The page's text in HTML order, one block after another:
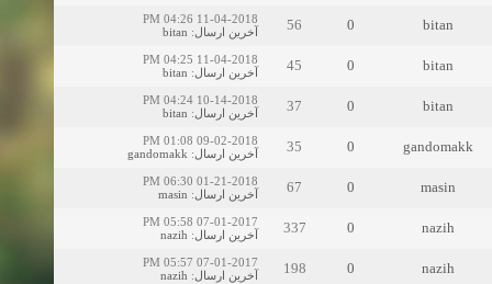
bitan
0
56
11-04-2018 04:26 PM
آخرین ارسال:
bitan
bitan
0
45
11-04-2018 04:25 PM
آخرین ارسال:
bitan
bitan
0
37
10-14-2018 04:24 PM
آخرین ارسال:
bitan
gandomakk
0
35
09-02-2018 01:08 PM
آخرین ارسال:
gandomakk
masin
0
67
01-21-2018 06:30 PM
آخرین ارسال:
masin
nazih
0
337
07-01-2017 05:58 PM
آخرین ارسال:
nazih
nazih
0
198
07-01-2017 05:57 PM
آخرین ارسال:
nazih